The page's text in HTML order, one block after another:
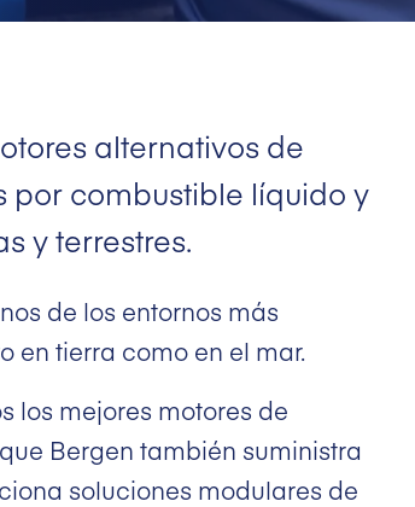
alternativos de
combustible líquido y
y terrestres.
de los entornos más
en tierra como en el mar.
los mejores motores de
Bergen también suministra
soluciones modulares de